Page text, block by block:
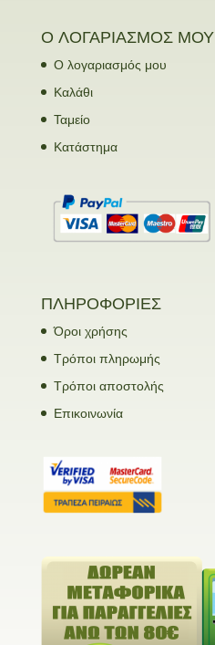
Ο ΛΟΓΑΡΙΑΣΜΟΣ ΜΟΥ
Ο λογαριασμός μου
Καλάθι
Ταμείο
Κατάστημα
ΠΛΗΡΟΦΟΡΙΕΣ
Όροι χρήσης
Τρόποι πληρωμής
Τρόποι αποστολής
Επικοινωνία